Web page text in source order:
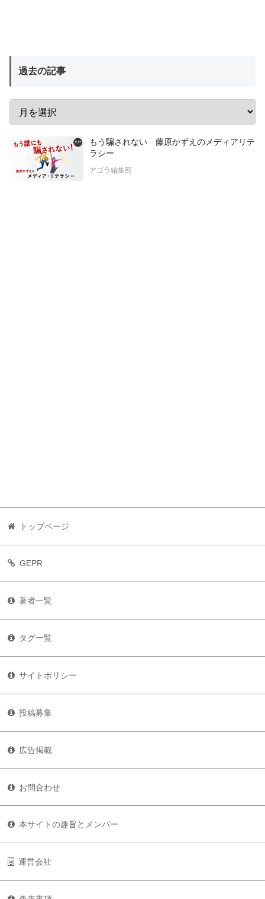
過去の記事
もう騙されない 藤原かずえのメディアリテ
ラシー
アゴラ編集部
トップページ
GEPR
著者一覧
タグ一覧
サイトポリシー
投稿募集
広告掲載
お問合わせ
本サイトの趣旨とメンバー
運営会社